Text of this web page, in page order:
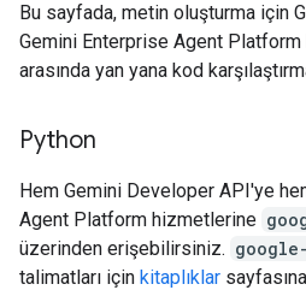
Bu sayfada, metin oluşturma için
Gemini Enterprise Agent Platform
arasında yan yana kod
Python
Hem Gemini Developer API'ye
Agent Platform hizmetlerine
üzerinden erişebilirsiniz.
talimatları için kitaplıklar